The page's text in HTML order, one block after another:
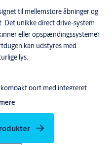
til mellemstore åbninger og
Det unikke direct drive-system
eller opspændingssystemer
kan udstyres med
lys.
kompakt port med integreret
til mellemstore åbninger.